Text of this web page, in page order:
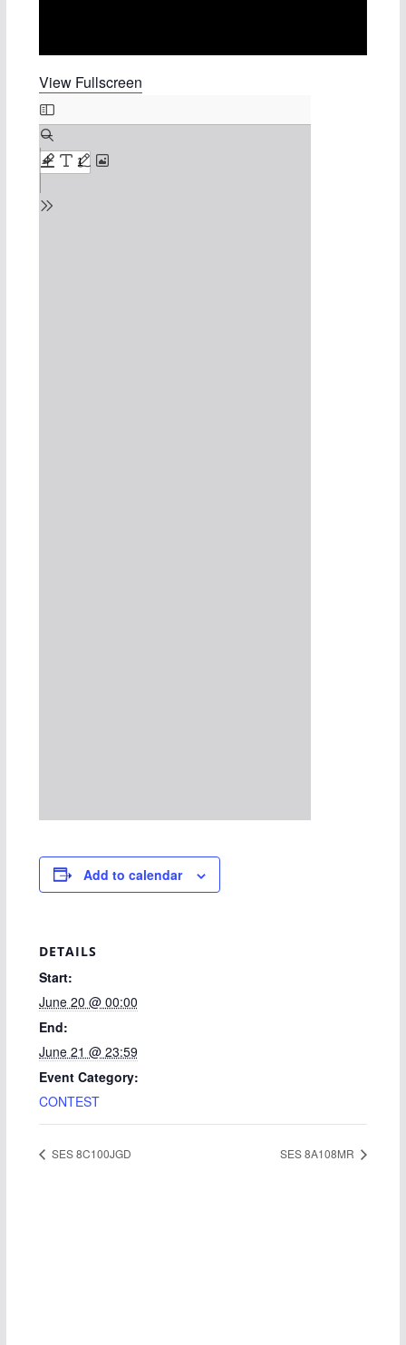
View Fullscreen
Add to calendar
DETAILS
Start:
June 20 @ 00:00
End:
June 21 @ 23:59
Event Category:
CONTEST
SES 8C100JGD SES 8A108MR